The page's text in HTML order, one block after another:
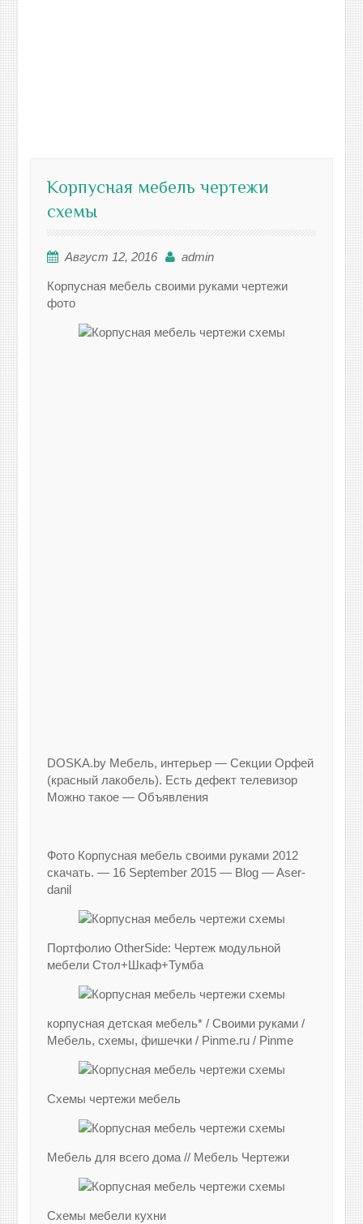
Корпусная мебель чертежи
схемы
Август 12, 2016 admin
Корпусная мебель своими руками чертежи
фото
DOSKA.by Мебель, интерьер — Секции Орфей
(красный лакобель). Есть дефект телевизор
Можно такое — Объявления
Фото Корпусная мебель своими руками 2012
скачать. — 16 September 2015 — Blog — Aser-
danil
Портфолио OtherSide: Чертеж модульной
мебели Стол+Шкаф+Тумба
корпусная детская мебель* / Своими руками /
Мебель, схемы, фишечки / Pinme.ru / Pinme
Схемы чертежи мебель
Мебель для всего дома // Мебель Чертежи
Схемы мебели кухни